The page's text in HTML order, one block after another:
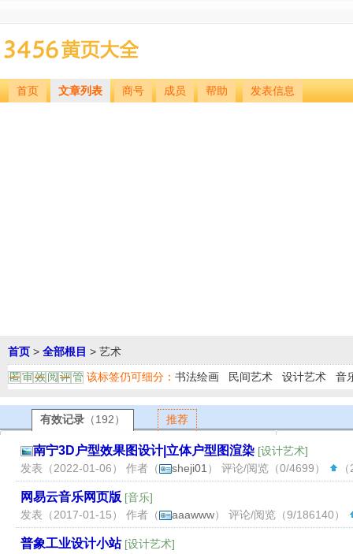
首页 文章列表 商号 成员 帮助 发表信息
首页 > 全部根目 > 艺术
匿 审 效 阅 评 管 该标签仍可细分： 书法绘画 民间艺术 设计艺术 音
有效记录 （192） 推荐
南宁3D户型效果图设计|立体户型图渲染 [设计艺术]
发表（2022-01-06） 作者（
sheji01 ） 评论/阅览（0/4699）
网易云音乐网页版 [音乐]
发表（2017-01-15） 作者（
aaawww） 评论/阅览（9/186140）
普象工业设计小站 [设计艺术]